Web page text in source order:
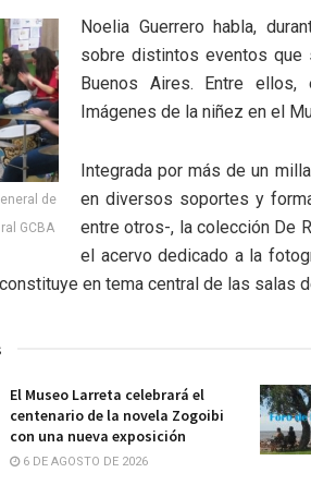
de
GCBA
Noelia Guerrero habla,
sobre distintos eventos que
Buenos Aires. Entre
Imágenes de la niñez en el
Integrada por más de un
en diversos soportes y
entre otros-, la colección De
el acervo dedicado a la
en tema central de las salas
El Museo Larreta celebrará el
centenario de la novela Zogoibi
con una nueva exposición
6 DE AGOSTO DE 2026